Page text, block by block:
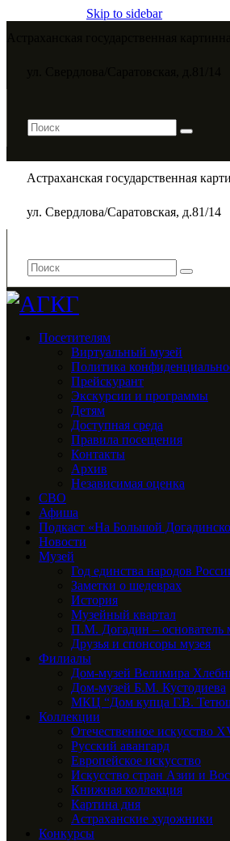
Skip to sidebar
Астраханская государственная
ул. Свердлова/Саратовская, д.81/14
Посетителям
Виртуальный музей
Политика
Прейскурант
Экскурсии и программы
Детям
Доступная среда
Правила посещения
Контакты
Архив
Независимая оценка
СВО
Афиша
Подкаст «На Большой
Новости
Музей
Год единства народов
Заметки о шедеврах
История
Музейный квартал
П.М. Догадин – основатель
Друзья и спонсоры музея
Филиалы
Дом-музей Велимира
Дом-музей Б.М. Кустодиева
МКЦ “Дом купца Г.В.
Коллекции
Отечественное искусство
Русский авангард
Европейское искусство
Искусство стран Азии и
Книжная коллекция
Картина дня
Астраханские художники
Конкурсы